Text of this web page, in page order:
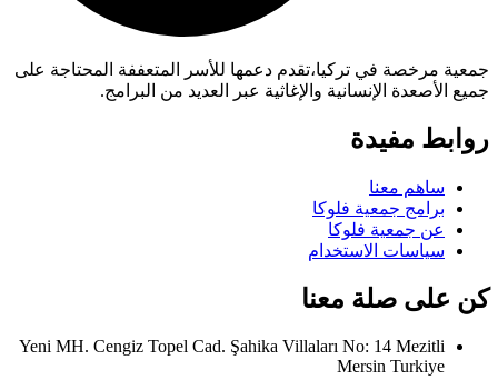
جمعية مرخصة في تركيا،تقدم دعمها للأسر المتعففة المحتاجة على
جميع الأصعدة الإنسانية والإغاثية عبر العديد من البرامج.
روابط مفيدة
ساهم معنا
برامج جمعية فلوكا
عن جمعية فلوكا
سياسات الاستخدام
كن على صلة معنا
Yeni MH. Cengiz Topel Cad. Şahika Villaları No: 14 Mezitli
Mersin Turkiye